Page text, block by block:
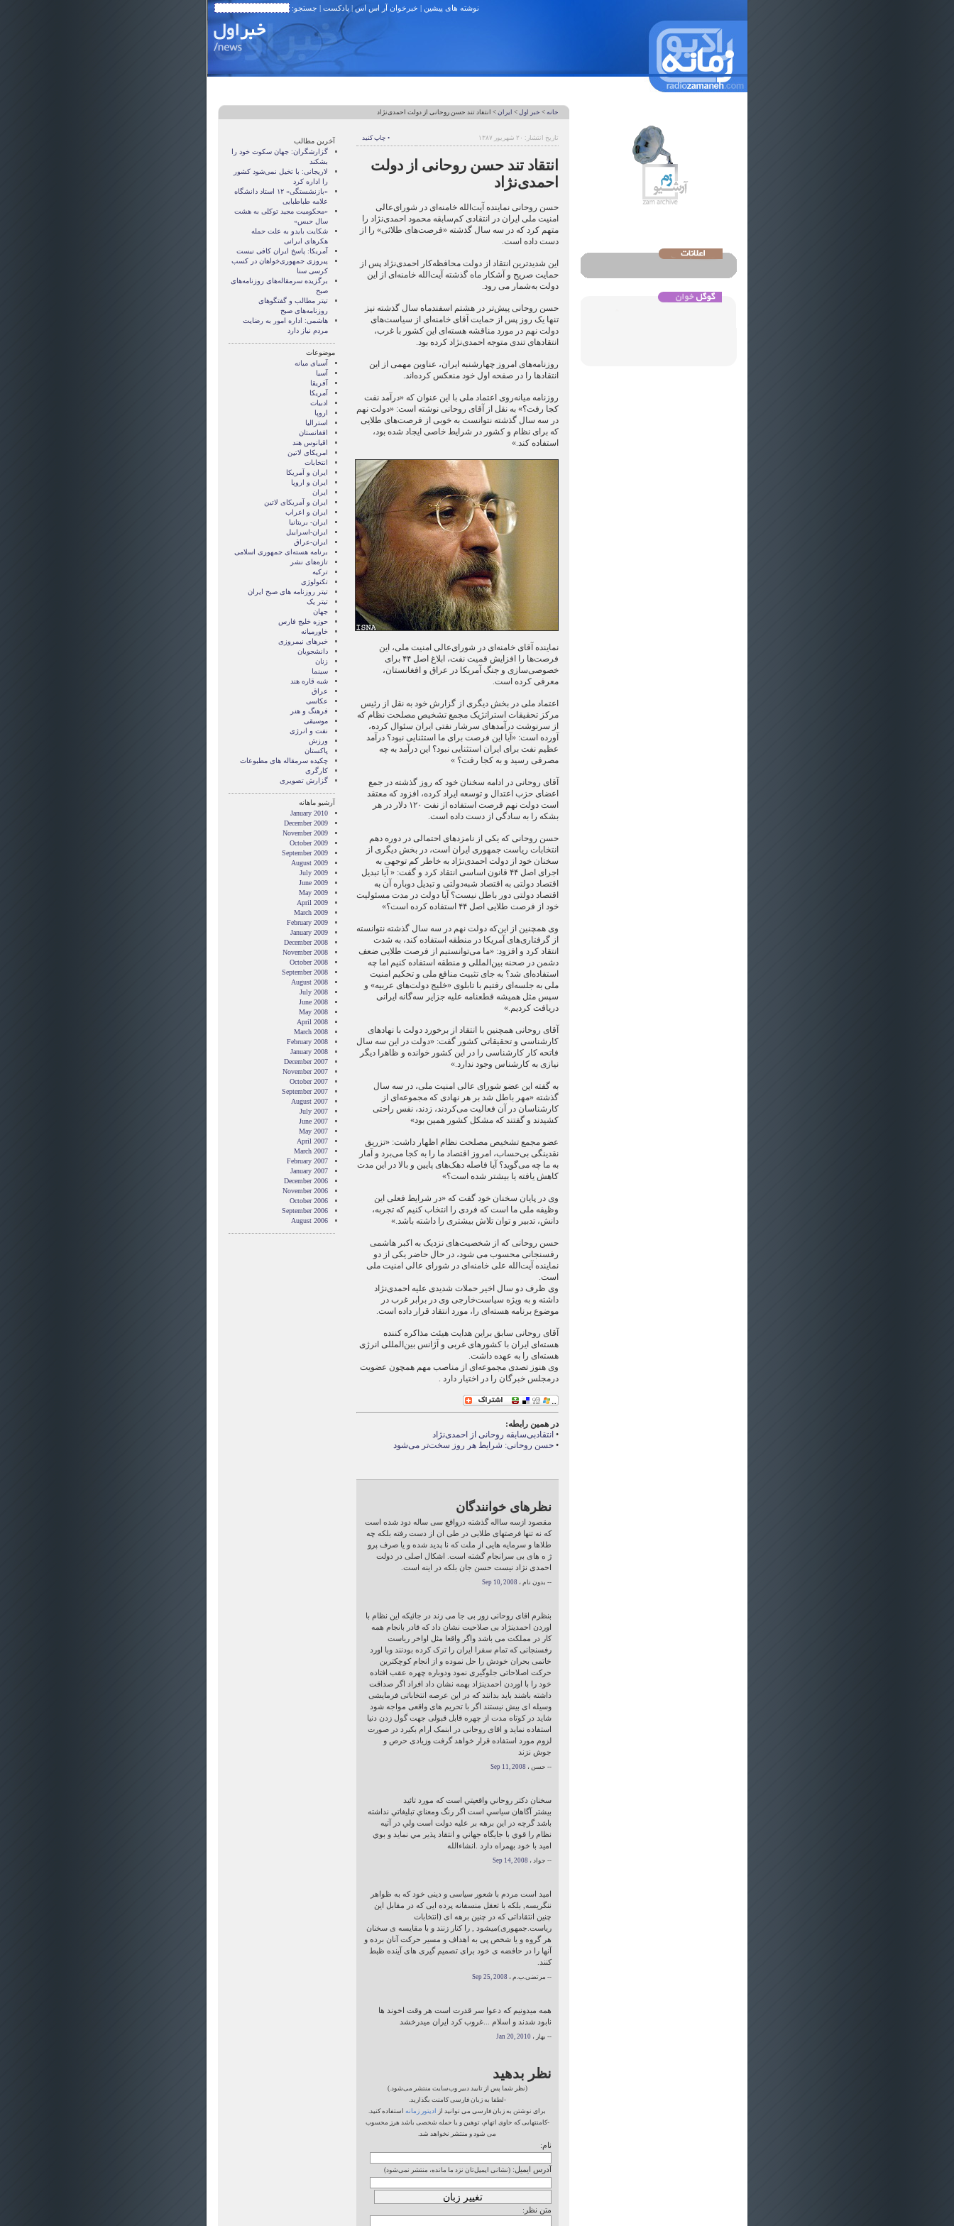
نوشته های پیشین | خبرخوان آر اس اس| پادکست | جستجو:
خانه > خبر اول > ایران > انتقاد تند حسن روحانی از دولت احمدی‌نژاد
تاریخ انتشار: ۲۰ شهریور ۱۳۸۷ • چاپ کنید
انتقاد تند حسن روحانی از دولت
احمدی‌نژاد
حسن روحانی نماینده آیت‌الله خامنه‌ای در شورای‌عالی
امنیت ملی ایران در انتقادی کم‌سابقه محمود احمدی‌نژاد را
متهم کرد که در سه سال گذشته «فرصت‌های طلائی» را از
دست داده است.
این شدید‌ترین انتقاد از دولت محافظه‌کار احمدی‌نژاد پس از
حمایت صریح و آشکار ماه گذشته آیت‌الله خامنه‌ای از این
دولت به‌شمار می رود.
حسن روحانی پیش‌تر در هشتم اسفندماه سال گذشته نیز
تنها یک روز پس از حمایت آقای خامنه‌ای از سیاست‌های
دولت نهم در مورد مناقشه هسته‌ای این کشور با غرب،
انتقاد‌های تندی متوجه احمدی‌نژاد کرده بود.
روزنامه‌های امروز چهارشنبه ایران، عناوین مهمی از این
انتقاد‌ها را در صفحه اول خود منعکس کرده‌‌اند.
روزنامه میانه‌روی اعتماد ملی با این عنوان که «درآمد نفت
کجا رفت؟» به نقل از آقای روحانی نوشته است: «دولت نهم
در سه سال گذشته نتوانست به خوبی از فرصت‌‌های طلایی
که برای نظام و کشور در شرایط خاصی ایجاد شده بود،
استفاده کند.»
نماینده آقای خامنه‌ای در شورای‌‌عالی امنیت ملی، این
فرصت‌ها را افزایش قمیت نفت، ابلاغ اصل ۴۴ برای
خصوصی‌سازی و جنگ آمریکا در عراق و افغانستان،
معرفی کرده است.
اعتماد‌ ملی در بخش دیگری از گزارش خود به نقل از رئیس
مرکز تحقیقات استراتژیک مجمع تشخیص مصلحت نظام که
از سرنوشت درآمد‌های سرشار نفتی ایران سئوال کرده،
آورده است: «آیا این فرصت برای ما استثنایی نبود؟ درآمد
عظیم نفت برای ایران استثنایی نبود؟ این درآمد به چه
مصرفی رسید و به کجا رفت؟ »
آقای روحانی در ادامه سخنان خود که روز گذشته در جمع
اعضای حزب اعتدال و توسعه ایراد کرده، افزود که معتقد
است دولت نهم فرصت استفاده از نفت ۱۲۰ دلار در هر
بشکه را به سادگی از دست داده است.
حسن روحانی که یکی از نامزد‌های احتمالی در دوره دهم
انتخابات ریاست جمهوری ایران است، در بخش دیگری از
سخنان خود از دولت احمدی‌نژاد به خاطر کم توجهی به
اجرای اصل ۴۴ قانون اساسی انتقاد کرد و گفت: « آیا تبدیل
اقتصاد دولتی به اقتصاد شبه‌دولتی و تبدیل دوباره آن به
اقتصاد دولتی دور باطل نیست؟ آیا دولت در مدت مسئولیت
خود از فرصت طلایی اصل ۴۴ استفاده کرده است؟»
وی همچنین از این‌که دولت نهم در سه سال گذشته نتوانسته
از گرفتاری‌های آمریکا در منطقه استفاده کند، به شدت
انتقاد کرد و افزود: «ما می‌‌توانستیم از فرصت طلایی ضعف
دشمن در صحنه بین‌‌المللی و منطقه استفاده کنیم اما چه
استفاده‌‌ای شد؟ به جای تثبیت منافع ملی و تحکیم امنیت
ملی به جلسه‌ای رفتیم با تابلوی «خلیج دولت‌های عربیه» و
سپس مثل همیشه قطعنامه علیه جزایر سه‌گانه ایرانی
دریافت کردیم.»
آقای روحانی همچنین با انتقاد از برخورد دولت با نهادهای
کارشناسی و تحقیقاتی کشور گفت: «دولت در این سه سال
فاتحه کار کارشناسی را در این کشور خوانده و ظاهرا دیگر
نیازی به کارشناس وجود ندارد.»
به گفته این عضو شورای عالی امنیت ملی، در سه سال
گذشته «مهر باطل شد بر هر نهادی که مجموعه‌‌ای از
کارشناسان در آن فعالیت می‌‌کردند، زدند، نفس راحتی
کشیدند و گفتند که مشکل کشور همین بود»
عضو مجمع تشخیص مصلحت نظام اظهار داشت: «تزریق
نقدینگی بی‌‌حساب، امروز اقتصاد ما را به کجا می‌‌برد و آمار
به ما چه می‌‌گوید؟ آیا فاصله دهک‌‌های پایین و بالا در این مدت
کاهش‌‌ یافته یا بیشتر شده است؟»
وی در پایان سخنان خود گفت که «در شرایط فعلی این
وظیفه ملی ما است که فردی را انتخاب کنیم که تجربه،
دانش، تدبیر و توان تلاش بیشتری را داشته باشد.»
حسن روحانی که از شخصیت‌های نزدیک به اکبر هاشمی
رفسنجانی محسوب می شود، در حال‌ حاضر یکی از دو
نماینده آیت‌الله علی خامنه‌ای در شورای عالی امنیت ملی
است.
وی ظرف دو سال اخیر حملات شدیدی علیه احمدی‌نژاد
داشته و به ویژه سیاست‌خارجی وی در برابر غرب در
موضوع برنامه هسته‌ای را، مورد انتقاد قرار داده است.
آقای روحانی سابق براین هدایت هیئت مذاکره کننده
هسته‌ا‌ی ایران با کشور‌های غربی و آژانس بین‌المللی انرژی
هسته‌ای را به عهده داشت.
وی هنوز تصدی مجموعه‌ای از مناصب مهم همچون عضویت
درمجلس خبرگان را در اختیار دارد .
در همین رابطه:
• انتقادبی‌سابقه روحانی از احمدی‌نژاد
•حسن روحانی: شرایط هر روز سخت‌تر می‌شود
نظرهای خوانندگان
مقصود ازسه سااله گذشته درواقع سی ساله دود شده است
که نه تنها فرصتهای طلایی در طی ان از دست رفته بلکه چه
طلاها و سرمایه هایی از ملت که نا پدید شده و یا صرف پرو
ژ ه های بی سرانجام گشته است. اشکال اصلی در دولت
احمدی نژاد نیست حسن جان بلکه در اینه است.
-- بدون نام ، Sep 10, 2008
بنظرم اقای روحانی زور بی جا می زند در جائیکه این نظام با
اوردن احمدینژاد بی صلاحیت نشان داد که قادر بانجام همه
کار در مملکت می باشد واگر واقعا مثل اواخر ریاست
رفسنجانی که تمام سفرا ایران را ترک کرده بودنند وبا اورد
خاتمی بحران خودش را حل نموده و از انجام کوچکترین
حرکت اصلاحاتی جلوگیری نمود ودوباره چهره عقب افتاده
خود را با اوردن احمدینژاد بهمه نشان داد افراد اگر صداقت
داشته باشند باید بدانند که در این عرصه انتخاباتی فرمایشی
وسیله ای بیش نیستند اگر با تحریم های واقعی مواجه شود
شاید در کوتاه مدت از چهره قابل قبولی جهت گول زدن دنیا
استفاده نماید و اقای روحانی در ابنمک ارام بکیرد در صورت
لزوم مورد استفاده قرار خواهد گرفت وزیادی حرص و
جوش نزند
-- حسن ، Sep 11, 2008
سخنان دكتر روحاني واقعيتي است كه مورد تائيد
بيشتر آگاهان سياسي است اگر رنگ ومعناي تبليغاتي نداشته
باشد گرچه در اين برهه بر عليه دولت است ولي در آتيه
نظام را قوي با جايگاه جهاني و انتقاد پذير مي نمايد و بوي
اميد با خود بهمراه دارد .انشاءالله
-- جواد ، Sep 14, 2008
امید است مردم با شعور سیاسی و دینی خود که به ظواهر
ننگریسه, بلکه با تعقل منسفانه پرده ایی که در مقابل این
چنین انتقاداتی که در چنین برهه ای (انتخابات
ریاست.جمهوری)میشود , را کنار زنند و با مقایسه ی سخنان
هر گروه و یا شخص پی به اهداف و مسیر حرکت آنان برده و
آنها را در حافضه ی خود برای تصمیم گیری های آینده ظبط
کنند.
-- مرتضی.ب.م ، Sep 25, 2008
همه میدونیم که دعوا سر قدرت است هر وقت اخوند ها
نابود شدند و اسلام ...غروب کرد ایران میدرخشد
-- بهار ،Jan 20, 2010
نظر بدهید
(نظر شما پس از تایید دبیر وب‌سایت منتشر می‌شود.)
-لطفا به زبان فارسی کامنت بگذارید.
برای نوشتن به زبان فارسی می توانید از
ادیتور زمانه استفاده کنید.
-کامنتهایی که حاوی اتهام، توهین و یا حمله شخصی باشد هرز محسوب
می شود و منتشر نخواهد شد.
نام:
آدرس ایمیل: (نشانی ایمیل‌تان نزد ما مانده، منتشر نمی‌شود)
متن نظر:
آخرین مطالب
گزارشگران: جهان سکوت خود را
بشکند
لاریجانی: با تخیل نمی‌شود کشور
را اداره کرد
«بازنشستگی» ۱۲ استاد دانشگاه
علامه‌ طباطبایی
«محکومیت مجید توکلی به هشت
سال حبس»
شکایت بایدو به علت حمله
هکرهای ایرانی
آمریکا: پاسخ ایران کافی نیست
پیروزی جمهوری‌خواهان در کسب
کرسی سنا
برگزیده سرمقاله‌های روزنامه‌های
صبح
تیتر مطالب و گفتگو‌های
روزنامه‌های صبح
هاشمی: اداره امور به رضایت
مردم نیاز دارد
موضوعات
آسيای ميانه
آسیا
آفریقا
آمریکا
ادبیات
اروپا
استرالیا
افغانستان
اقیانوس هند
امریکای لاتین
انتخابات
ايران و آمريکا
ايران و اروپا
ایران
ایران و آمریکای لاتین
ایران و اعراب
ایران- بریتانیا
ایران-اسراییل
ایران-عراق
برنامه هسته‌ای جمهوری اسلامی
تازه‌های نشر
ترکیه
تکنولوژی
تیتر روزنامه های صبح ایران
تیتر یک
جهان
حوزه خلیج فارس
خاورمیانه
خبرهای نیمروزی
دانشجویان
زنان
سینما
شبه قاره هند
عراق
عکاسی
فرهنگ و هنر
موسیقی
نفت و انرژی
ورزش
پاکستان
چکیده سرمقاله های مطبوعات
کارگری
گزارش تصويری
آرشیو ماهانه
January 2010
December 2009
November 2009
October 2009
September 2009
August 2009
July 2009
June 2009
May 2009
April 2009
March 2009
February 2009
January 2009
December 2008
November 2008
October 2008
September 2008
August 2008
July 2008
June 2008
May 2008
April 2008
March 2008
February 2008
January 2008
December 2007
November 2007
October 2007
September 2007
August 2007
July 2007
June 2007
May 2007
April 2007
March 2007
February 2007
January 2007
December 2006
November 2006
October 2006
September 2006
August 2006